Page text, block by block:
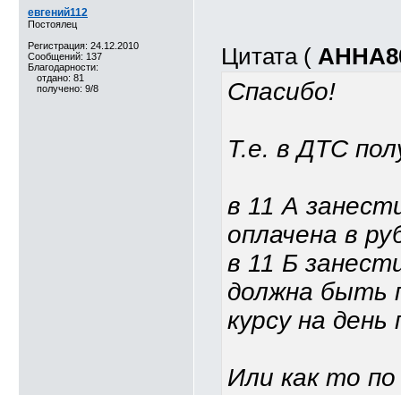
евгений112
Постоялец
Регистрация: 24.12.2010
Сообщений: 137
Благодарности:
отдано: 81
получено: 9/8
Цитата (
Спасибо!
Т.е. в ДТС
в 11 А
оплачена в
в 11 Б
должна быть
курсу на день
Или как то по